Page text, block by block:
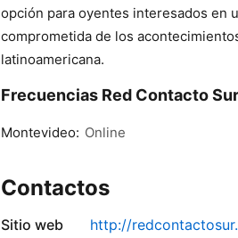
opción para oyentes interesados en
comprometida de los
latinoamericana.
Frecuencias Red Contacto
Montevideo: Online
Contactos
Sitio web http://